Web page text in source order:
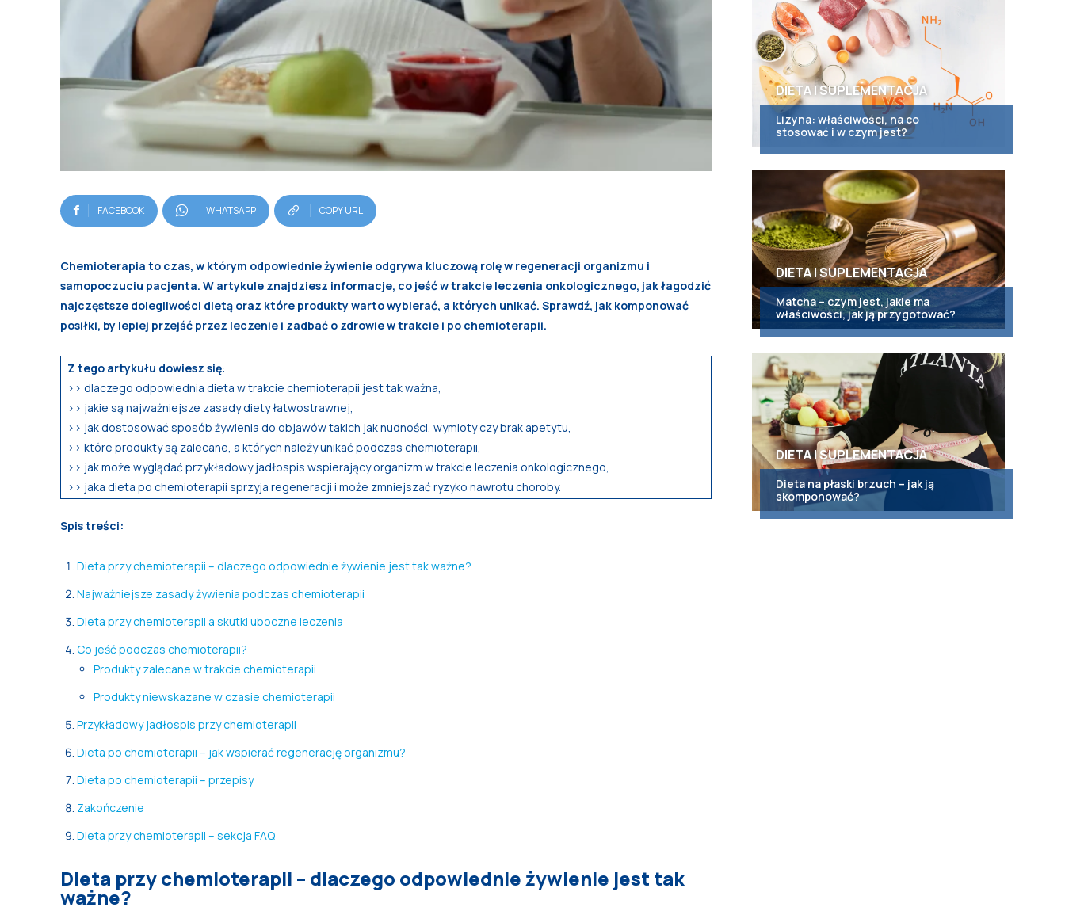
FACEBOOK WHATSAPP COPY URL
Chemioterapia to czas, w którym odpowiednie żywienie odgrywa kluczową rolę w regeneracji organizmu i
samopoczuciu pacjenta. W artykule znajdziesz informacje, co jeść w trakcie leczenia onkologicznego, jak łagodzić
najczęstsze dolegliwości dietą oraz które produkty warto wybierać, a których unikać. Sprawdź, jak komponować
posiłki, by lepiej przejść przez leczenie i zadbać o zdrowie w trakcie i po chemioterapii.
Z tego artykułu dowiesz się:
>> dlaczego odpowiednia dieta w trakcie chemioterapii jest tak ważna,
>> jakie są najważniejsze zasady diety łatwostrawnej,
>> jak dostosować sposób żywienia do objawów takich jak nudności, wymioty czy brak apetytu,
>> które produkty są zalecane, a których należy unikać podczas chemioterapii,
>> jak może wyglądać przykładowy jadłospis wspierający organizm w trakcie leczenia onkologicznego,
>> jaka dieta po chemioterapii sprzyja regeneracji i może zmniejszać ryzyko nawrotu choroby.
Spis treści:
Dieta przy chemioterapii – dlaczego odpowiednie żywienie jest tak ważne?
Najważniejsze zasady żywienia podczas chemioterapii
Dieta przy chemioterapii a skutki uboczne leczenia
Co jeść podczas chemioterapii?
Produkty zalecane w trakcie chemioterapii
Produkty niewskazane w czasie chemioterapii
Przykładowy jadłospis przy chemioterapii
Dieta po chemioterapii – jak wspierać regenerację organizmu?
Dieta po chemioterapii – przepisy
Zakończenie
Dieta przy chemioterapii – sekcja FAQ
Dieta przy chemioterapii – dlaczego odpowiednie żywienie jest tak
ważne?
DIETA I SUPLEMENTACJA
Lizyna: właściwości, na co
stosować i w czym jest?
DIETA I SUPLEMENTACJA
Matcha – czym jest, jakie ma
właściwości, jak ją przygotować?
DIETA I SUPLEMENTACJA
Dieta na płaski brzuch – jak ją
skomponować?